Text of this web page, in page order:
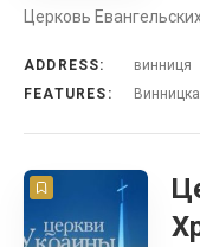
Церковь
ADDRESS:
винниця
FEATURES: